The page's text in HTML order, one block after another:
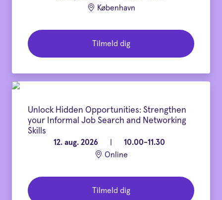
København
Tilmeld dig
Unlock Hidden Opportunities: Strengthen
your Informal Job Search and Networking
Skills
12. aug. 2026
10.00-11.30
Online
Tilmeld dig